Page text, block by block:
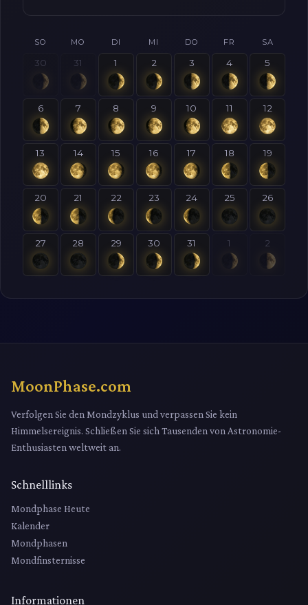
SO MO DI MI DO FR SA
30 31 1 2 3 4 5
6 7 8 9 10 11 12
13 14 15 16 17 18 19
20 21 22 23 24 25 26
27 28 29 30 31 1 2
MoonPhase.com
Verfolgen Sie den Mondzyklus und verpassen Sie kein
Himmelsereignis. Schließen Sie sich Tausenden von Astronomie-
Enthusiasten weltweit an.
Schnelllinks
Mondphase Heute
Kalender
Mondphasen
Mondfinsternisse
Informationen